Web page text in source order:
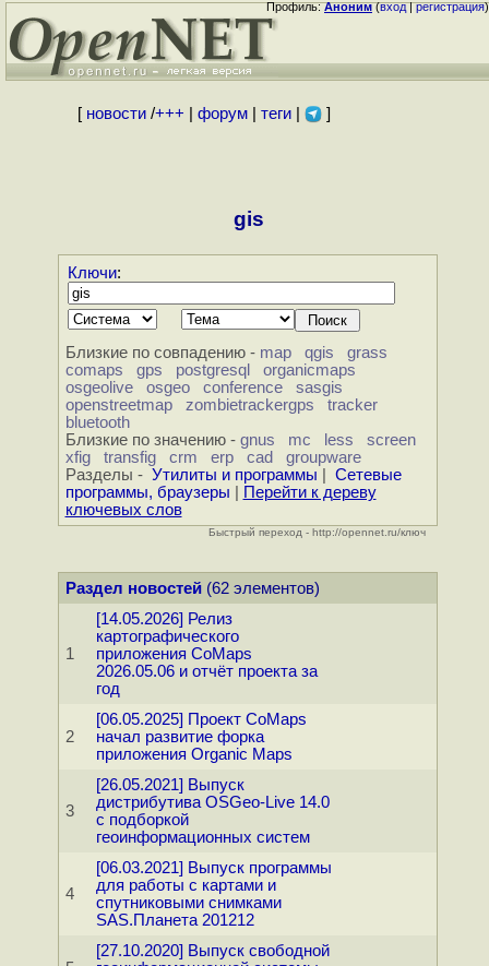
Профиль:Аноним(вход|регистрация)
[ новости/+++ форум| теги| ]
gis
Ключи:
Близкие по совпадению - map qgis
grass
comaps
gps postgresql
organicmaps
osgeolive
osgeo conference
sasgis
openstreetmap
zombietrackergps
tracker
bluetooth
Близкие по значению - gnus mc less
screen
xfig
transfig crm erp cad
groupware
Разделы - Утилиты и программы
Сетевые
программы, браузеры
Перейти к дереву
ключевых слов
Быстрый переход - http://opennet.ru/ключ
Раздел новостей(62 элементов)
1
[14.05.2026] Релиз
картографического
приложения CoMaps
2026.05.06 и отчёт проекта за
год
2
[06.05.2025] Проект CoMaps
начал развитие форка
приложения Organic Maps
3
[26.05.2021] Выпуск
дистрибутива OSGeo-Live 14.0
с подборкой
геоинформационных систем
4
[06.03.2021] Выпуск программы
для работы с картами и
спутниковыми снимками
SAS.Планета 201212
[27.10.2020] Выпуск свободной